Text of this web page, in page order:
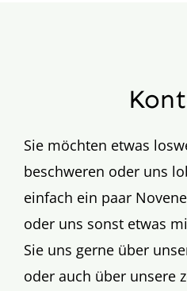
Unsere Themen
Argumente
Aktion
Veröffentlichungen
Sie möchten etwas
beschweren oder uns
einfach ein paar
oder uns sonst etwas
Sie uns gerne über
oder auch über unsere